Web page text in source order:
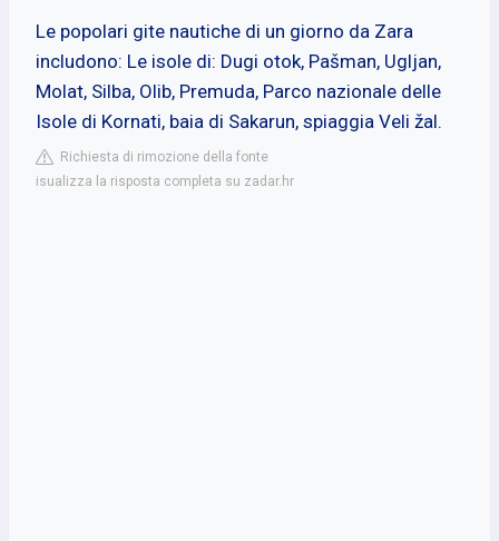
Le popolari gite nautiche di un giorno da Zara
includono: Le isole di: Dugi otok, Pašman, Ugljan,
Molat, Silba, Olib, Premuda, Parco nazionale delle
Isole di Kornati, baia di Sakarun, spiaggia Veli žal.
Richiesta di rimozione della fonte
isualizza la risposta completa su zadar.hr